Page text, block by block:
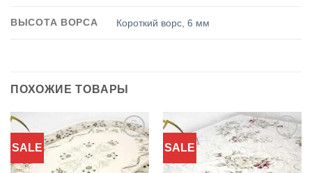
ВЫСОТА ВОРСА Короткий ворс ,6 мм
ПОХОЖИЕ ТОВАРЫ
SALE
Добавить
избранное
SALE
Добавить
в
избранное